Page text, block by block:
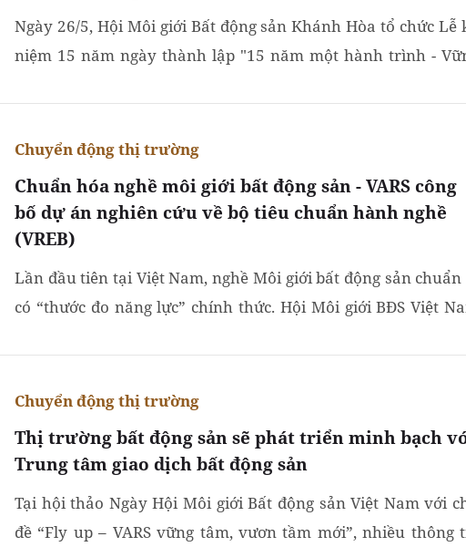
Ngày 26/5, Hội Môi giới Bất động sản Khánh Hòa tổ chức Lễ
niệm 15 năm ngày thành lập "15 năm một hành trình -
Chuẩn hóa nghề môi giới bất động sản - VARS công
bố dự án nghiên cứu về bộ tiêu chuẩn hành nghề
(VREB)
Chuyển động thị trường
Lần đầu tiên tại Việt Nam, nghề Môi giới bất động sản chuẩn
có “thước đo năng lực” chính thức. Hội Môi giới BĐS Việt
Thị trường bất động sản sẽ phát triển minh bạch
Trung tâm giao dịch bất động sản
Chuyển động thị trường
Tại hội thảo Ngày Hội Môi giới Bất động sản Việt Nam với
đề “Fly up – VARS vững tâm, vươn tầm mới”, nhiều thông